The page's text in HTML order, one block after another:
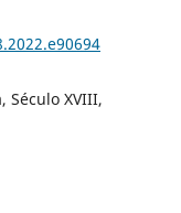
Século XVIII,